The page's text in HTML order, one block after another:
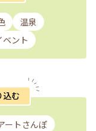
温泉
ベント
込む
ートさんぽ